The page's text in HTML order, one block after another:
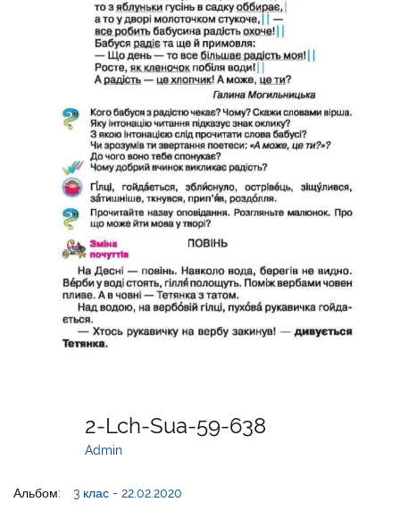
2-Lch-Sua-59-638
Admin
Альбом: 3 клас - 22.02.2020